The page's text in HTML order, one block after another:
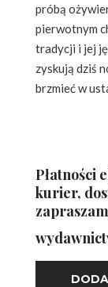
próbą
pierwotnym
tradycji i jej
zyskują dziś
brzmieć w
Płatności
kurier,